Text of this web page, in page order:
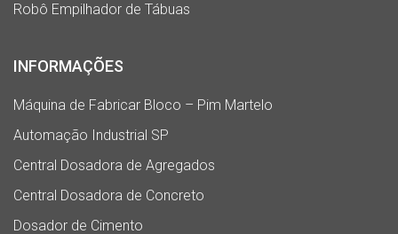
Robô Empilhador de Tábuas
INFORMAÇÕES
Máquina de Fabricar Bloco – Pim Martelo
Automação Industrial SP
Central Dosadora de Agregados
Central Dosadora de Concreto
Dosador de Cimento